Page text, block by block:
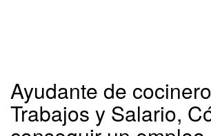
Ayudante de
Trabajos y Salario,